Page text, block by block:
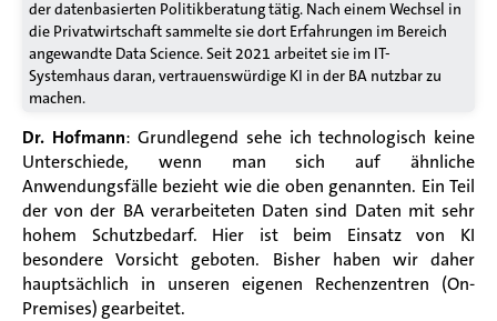
der datenbasierten Politikberatung tätig. Nach einem Wechsel in
die Privatwirtschaft sammelte sie dort Erfahrungen im Bereich
angewandte Data Science. Seit 2021 arbeitet sie im IT-
Systemhaus daran, vertrauenswürdige KI in der BA nutzbar zu
machen.
Dr. Hofmann: Grundlegend sehe ich technologisch keine
Unterschiede, wenn man sich auf ähnliche
Anwendungsfälle bezieht wie die oben genannten. Ein Teil
der von der BA verarbeiteten Daten sind Daten mit sehr
hohem Schutzbedarf. Hier ist beim Einsatz von KI
besondere Vorsicht geboten. Bisher haben wir daher
hauptsächlich in unseren eigenen Rechenzentren (On-
Premises) gearbeitet.